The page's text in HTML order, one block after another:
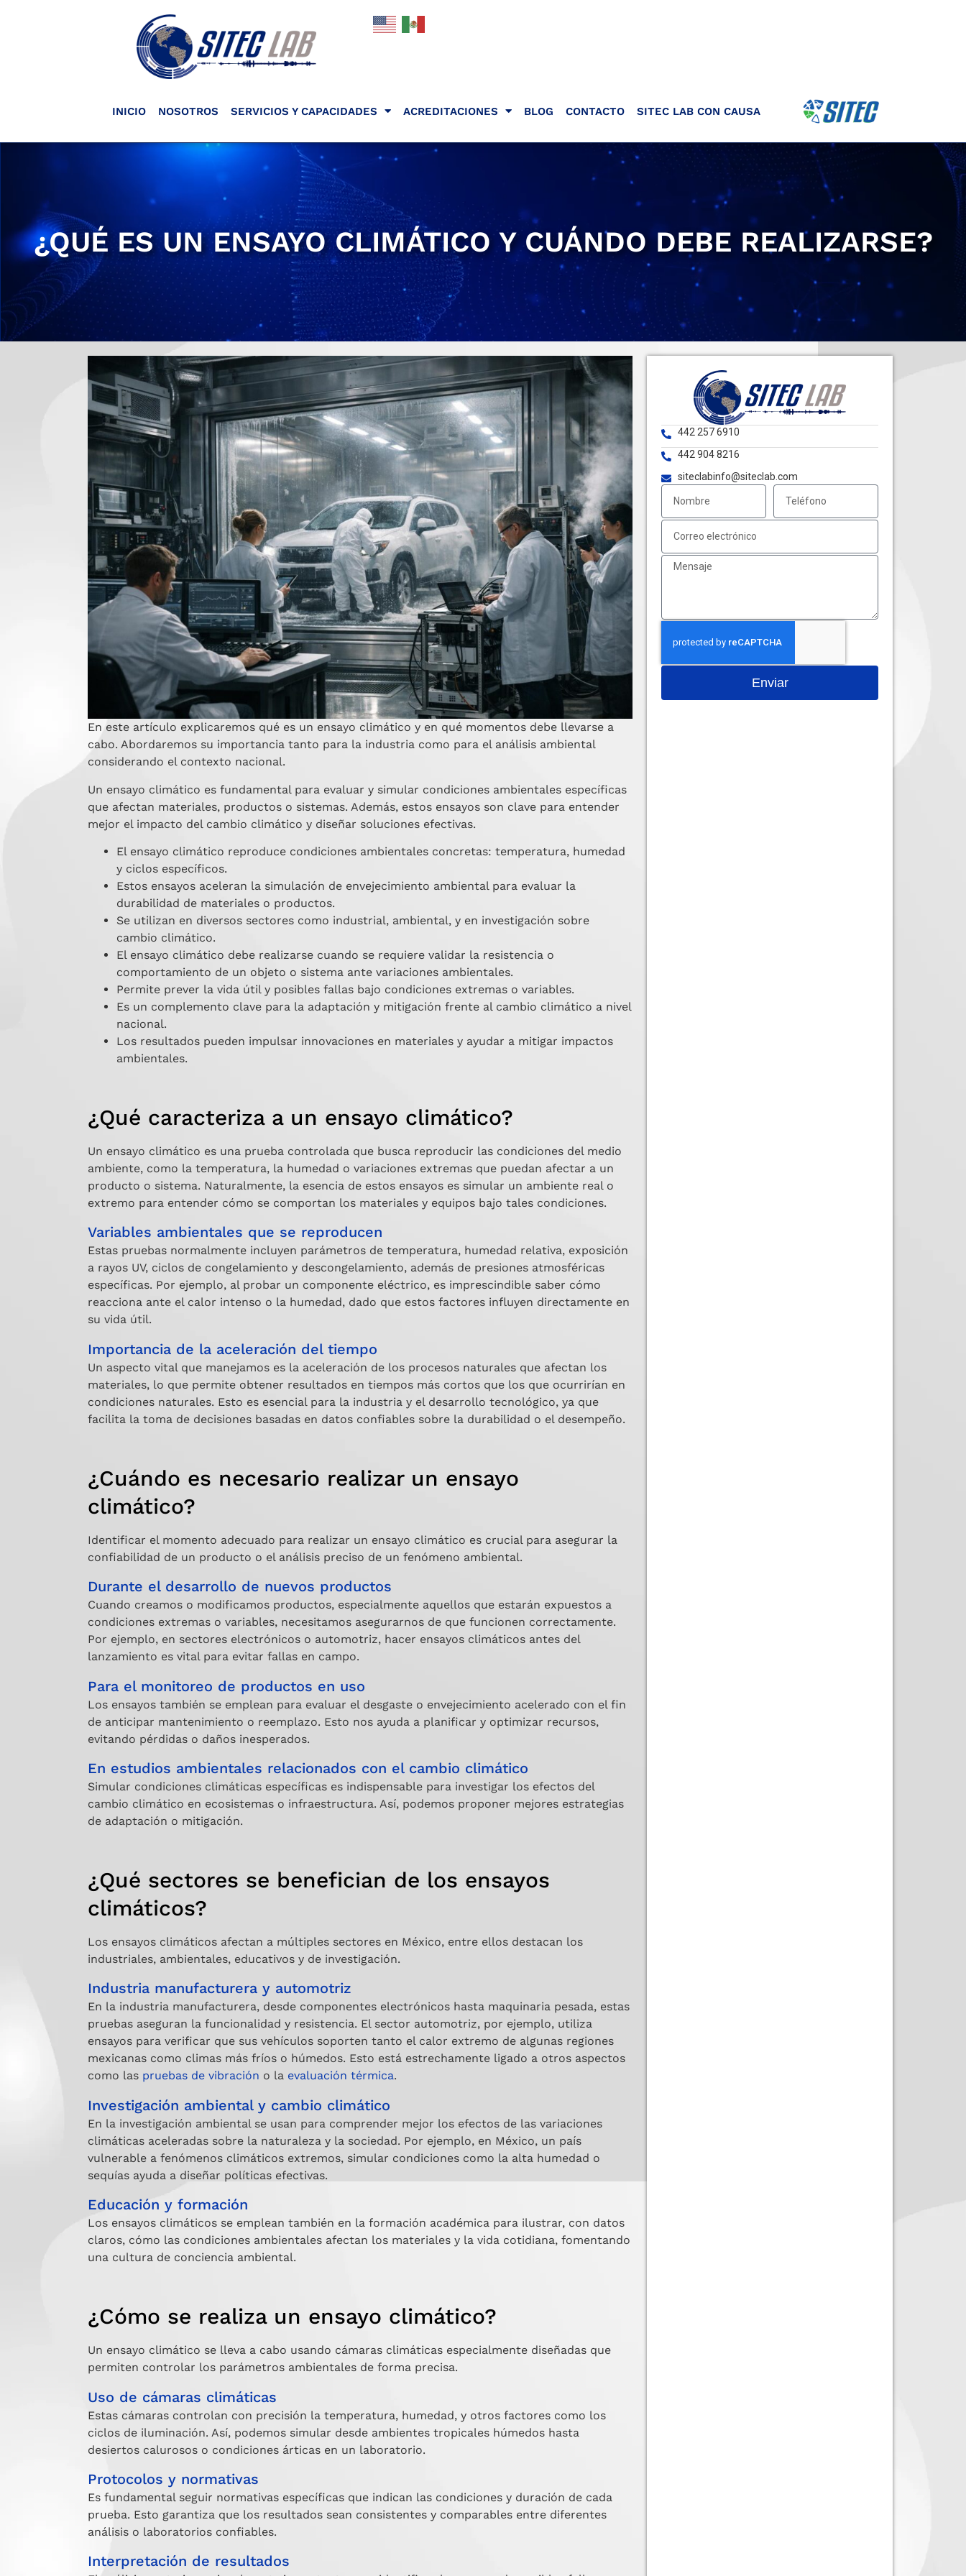
INICIO NOSOTROS SERVICIOS Y CAPACIDADES ACREDITACIONES BLOG CONTACTO SITEC LAB CON CAUSA
¿QUÉ ES UN ENSAYO CLIMÁTICO Y CUÁNDO DEBE REALIZARSE?
En este artículo explicaremos qué es un ensayo climático y en qué momentos debe llevarse a
cabo. Abordaremos su importancia tanto para la industria como para el análisis ambiental
considerando el contexto nacional.
Un ensayo climático es fundamental para evaluar y simular condiciones ambientales específicas
que afectan materiales, productos o sistemas. Además, estos ensayos son clave para entender
mejor el impacto del cambio climático y diseñar soluciones efectivas.
El ensayo climático reproduce condiciones ambientales concretas: temperatura, humedad
y ciclos específicos.
Estos ensayos aceleran la simulación de envejecimiento ambiental para evaluar la
durabilidad de materiales o productos.
Se utilizan en diversos sectores como industrial, ambiental, y en investigación sobre
cambio climático.
El ensayo climático debe realizarse cuando se requiere validar la resistencia o
comportamiento de un objeto o sistema ante variaciones ambientales.
Permite prever la vida útil y posibles fallas bajo condiciones extremas o variables.
Es un complemento clave para la adaptación y mitigación frente al cambio climático a nivel
nacional.
Los resultados pueden impulsar innovaciones en materiales y ayudar a mitigar impactos
ambientales.
¿Qué caracteriza a un ensayo climático?
Un ensayo climático es una prueba controlada que busca reproducir las condiciones del medio
ambiente, como la temperatura, la humedad o variaciones extremas que puedan afectar a un
producto o sistema. Naturalmente, la esencia de estos ensayos es simular un ambiente real o
extremo para entender cómo se comportan los materiales y equipos bajo tales condiciones.
Variables ambientales que se reproducen
Estas pruebas normalmente incluyen parámetros de temperatura, humedad relativa, exposición
a rayos UV, ciclos de congelamiento y descongelamiento, además de presiones atmosféricas
específicas. Por ejemplo, al probar un componente eléctrico, es imprescindible saber cómo
reacciona ante el calor intenso o la humedad, dado que estos factores influyen directamente en
su vida útil.
Importancia de la aceleración del tiempo
Un aspecto vital que manejamos es la aceleración de los procesos naturales que afectan los
materiales, lo que permite obtener resultados en tiempos más cortos que los que ocurrirían en
condiciones naturales. Esto es esencial para la industria y el desarrollo tecnológico, ya que
facilita la toma de decisiones basadas en datos confiables sobre la durabilidad o el desempeño.
¿Cuándo es necesario realizar un ensayo
climático?
Identificar el momento adecuado para realizar un ensayo climático es crucial para asegurar la
confiabilidad de un producto o el análisis preciso de un fenómeno ambiental.
Durante el desarrollo de nuevos productos
Cuando creamos o modificamos productos, especialmente aquellos que estarán expuestos a
condiciones extremas o variables, necesitamos asegurarnos de que funcionen correctamente.
Por ejemplo, en sectores electrónicos o automotriz, hacer ensayos climáticos antes del
lanzamiento es vital para evitar fallas en campo.
Para el monitoreo de productos en uso
Los ensayos también se emplean para evaluar el desgaste o envejecimiento acelerado con el fin
de anticipar mantenimiento o reemplazo. Esto nos ayuda a planificar y optimizar recursos,
evitando pérdidas o daños inesperados.
En estudios ambientales relacionados con el cambio climático
Simular condiciones climáticas específicas es indispensable para investigar los efectos del
cambio climático en ecosistemas o infraestructura. Así, podemos proponer mejores estrategias
de adaptación o mitigación.
¿Qué sectores se benefician de los ensayos
climáticos?
Los ensayos climáticos afectan a múltiples sectores en México, entre ellos destacan los
industriales, ambientales, educativos y de investigación.
Industria manufacturera y automotriz
En la industria manufacturera, desde componentes electrónicos hasta maquinaria pesada, estas
pruebas aseguran la funcionalidad y resistencia. El sector automotriz, por ejemplo, utiliza
ensayos para verificar que sus vehículos soporten tanto el calor extremo de algunas regiones
mexicanas como climas más fríos o húmedos. Esto está estrechamente ligado a otros aspectos
como las pruebas de vibración o la evaluación térmica.
Investigación ambiental y cambio climático
En la investigación ambiental se usan para comprender mejor los efectos de las variaciones
climáticas aceleradas sobre la naturaleza y la sociedad. Por ejemplo, en México, un país
vulnerable a fenómenos climáticos extremos, simular condiciones como la alta humedad o
sequías ayuda a diseñar políticas efectivas.
Educación y formación
Los ensayos climáticos se emplean también en la formación académica para ilustrar, con datos
claros, cómo las condiciones ambientales afectan los materiales y la vida cotidiana, fomentando
una cultura de conciencia ambiental.
¿Cómo se realiza un ensayo climático?
Un ensayo climático se lleva a cabo usando cámaras climáticas especialmente diseñadas que
permiten controlar los parámetros ambientales de forma precisa.
Uso de cámaras climáticas
Estas cámaras controlan con precisión la temperatura, humedad, y otros factores como los
ciclos de iluminación. Así, podemos simular desde ambientes tropicales húmedos hasta
desiertos calurosos o condiciones árticas en un laboratorio.
Protocolos y normativas
Es fundamental seguir normativas específicas que indican las condiciones y duración de cada
prueba. Esto garantiza que los resultados sean consistentes y comparables entre diferentes
análisis o laboratorios confiables.
Interpretación de resultados
442 257 6910
442 904 8216
siteclabinfo@siteclab.com
Enviar